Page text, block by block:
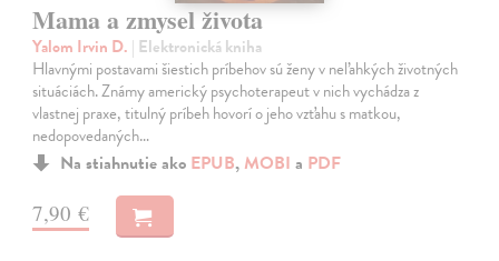
Mama a zmysel života
Yalom Irvin D. | Elektronická kniha
Hlavnými postavami šiestich príbehov sú ženy v neľahkých životných
situáciách. Známy americký psychoterapeut v nich vychádza z
vlastnej praxe, titulný príbeh hovorí o jeho vzťahu s matkou,
nedopovedaných…
Na stiahnutie ako EPUB, MOBI a PDF
7,90 €